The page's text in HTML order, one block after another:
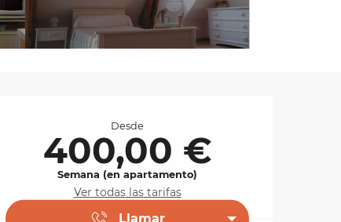
Horarios y datos de
Desde
400,00 €
Semana (en apartamento)
Ver todas las tarifas
Llamar